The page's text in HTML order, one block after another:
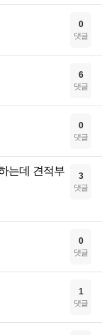
0
댓글
6
댓글
0
댓글
는데 견적부
3
댓글
0
댓글
1
댓글